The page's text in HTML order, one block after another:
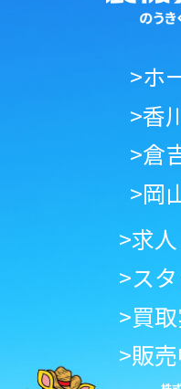
>ホ
>香
>倉
>岡
>求人
>ス
>買
>販